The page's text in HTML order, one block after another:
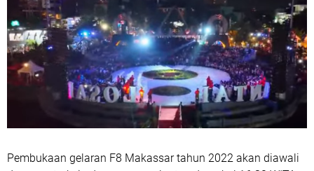
Pembukaan gelaran F8 Makassar tahun 2022 akan diawali